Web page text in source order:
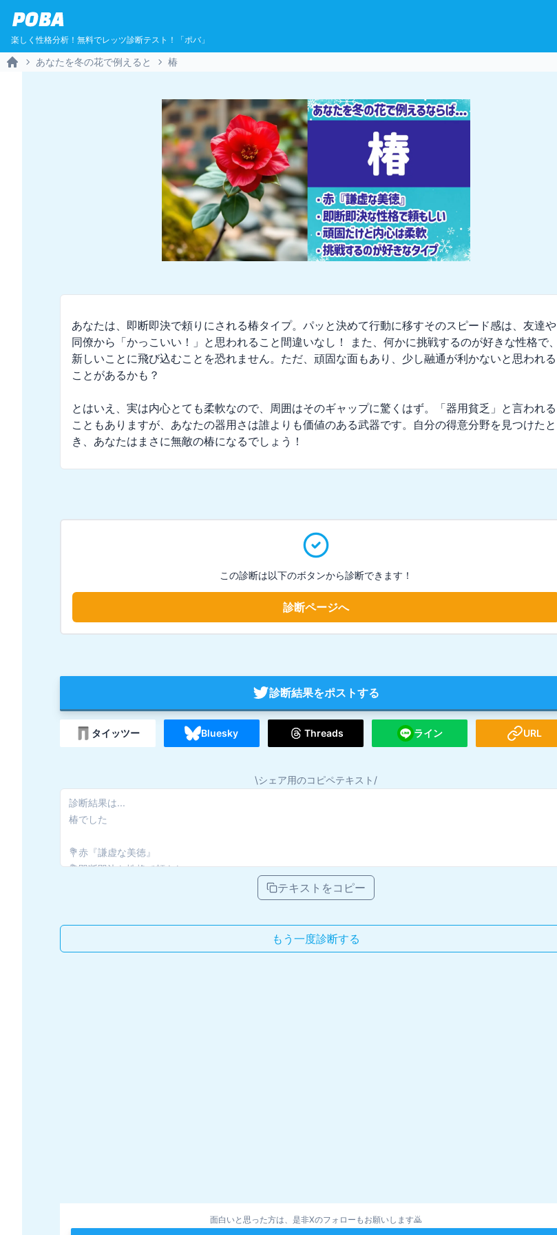
POBA
楽しく性格分析！無料でレッツ診断テスト！「ポバ」
あなたを冬の花で例えると 椿
あなたは、即断即決で頼りにされる椿タイプ。パッと決めて行動に移すそのスピード感は、友達や
同僚から「かっこいい！」と思われること間違いなし！ また、何かに挑戦するのが好きな性格で、
新しいことに飛び込むことを恐れません。ただ、頑固な面もあり、少し融通が利かないと思われる
ことがあるかも？
とはいえ、実は内心とても柔軟なので、周囲はそのギャップに驚くはず。「器用貧乏」と言われる
こともありますが、あなたの器用さは誰よりも価値のある武器です。自分の得意分野を見つけたと
き、あなたはまさに無敵の椿になるでしょう！
この診断は以下のボタンから診断できます！
診断ページへ
診断結果をポストする
タイッツー Bluesky Threads ライン URL
\シェア用のコピペテキスト/
テキストをコピー
もう一度診断する
面白いと思った方は、是非Xのフォローもお願いします🙇